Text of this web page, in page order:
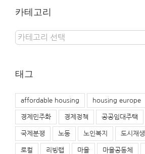
카테고리
카
테
태그
affordable housing housing europe
경제민주화 경제정책 공공임대주택
국제분쟁 노동 노인복지 도시재생
로컬 리빙랩 마을 마을공동체